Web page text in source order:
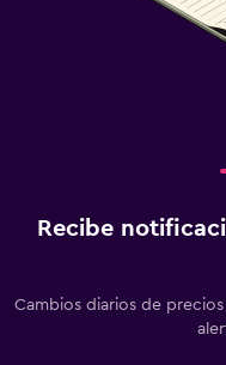
Recibe
Cambios diarios de